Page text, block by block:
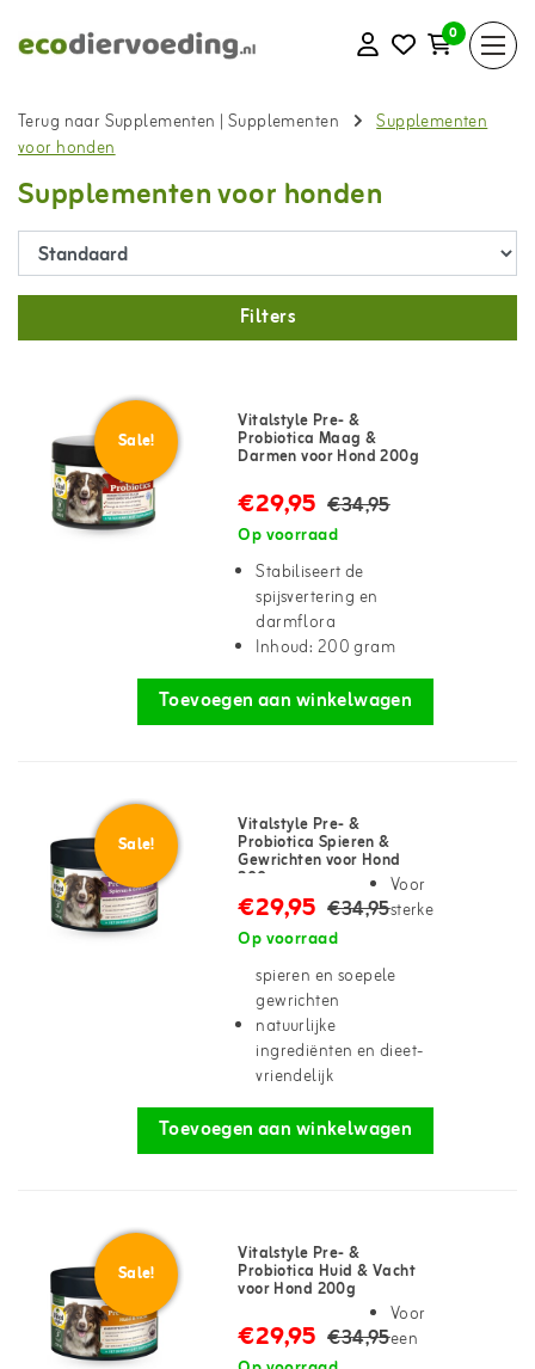
0
Terug naar Supplementen | Supplementen
Supplementen
voor honden
Supplementen voor honden
Filters
Sale!
Vitalstyle Pre- &
Probiotica Maag &
Darmen voor Hond 200g
€29,95 €34,95
Op voorraad
Stabiliseert de
spijsvertering en
darmflora
Inhoud: 200 gram
Toevoegen aan winkelwagen
Sale!
Vitalstyle Pre- &
Probiotica Spieren &
Gewrichten voor Hond
200g
€29,95 €34,95
Op voorraad
Voor
sterke
spieren en soepele
gewrichten
natuurlijke
ingrediënten en dieet-
vriendelijk
Toevoegen aan winkelwagen
Sale!
Vitalstyle Pre- &
Probiotica Huid & Vacht
voor Hond 200g
€29,95 €34,95
Voor
een